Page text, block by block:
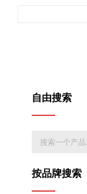
自由搜索
按品牌搜索